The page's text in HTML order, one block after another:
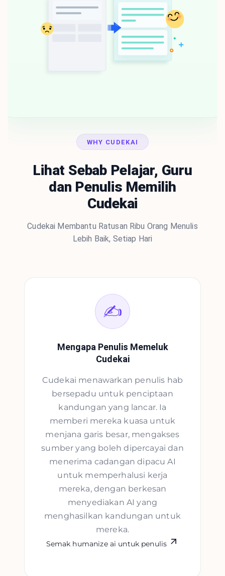
WHY CUDEKAI
Lihat Sebab Pelajar, Guru
dan Penulis Memilih
Cudekai
Cudekai Membantu Ratusan Ribu Orang Menulis
Lebih Baik, Setiap Hari
✍️
Mengapa Penulis Memeluk
Cudekai
Cudekai menawarkan penulis hab
bersepadu untuk penciptaan
kandungan yang lancar. Ia
memberi mereka kuasa untuk
menjana garis besar, mengakses
sumber yang boleh dipercayai dan
menerima cadangan dipacu AI
untuk memperhalusi kerja
mereka, dengan berkesan
menyediakan AI yang
menghasilkan kandungan untuk
mereka.
Semak humanize ai untuk penulis